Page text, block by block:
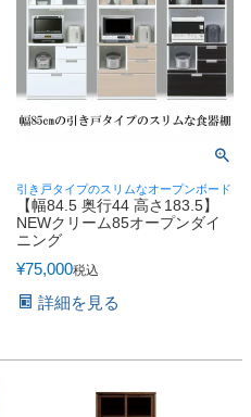
引き戸タイプのスリムなオープンボード
【幅84.5 奥行44 高さ183.5】
NEWクリーム85オープンダイ
ニング
¥75,000税込
詳細を見る